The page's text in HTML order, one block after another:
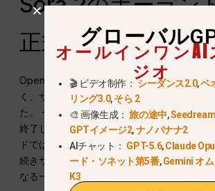
正式発売はいつ？
OpenAIの公式回答は、ポーランドでのサー
く、サービス終了のスケジュールに関する
た。 一般向けWebサービスおよびアプリは
終了し、APIは2026年9月24日に終了する予
ドでは、そのAPI終了期限までは公式APIへ
続きサポートされますが、OpenAIはポーラ
なる一般向けサービスの開始については発
グローバル
オールインワンAI
ジオ
🎬 ビデオ制作：シーダンス2.0,ベ
リング3.0,そら 2
🎨 画像生成：旅の途中,
GPTイメージ2,ナノバナナ2
AIチャット： GPT-5.6,Claude
ード・ソネット第5番,Gemini オ
K3